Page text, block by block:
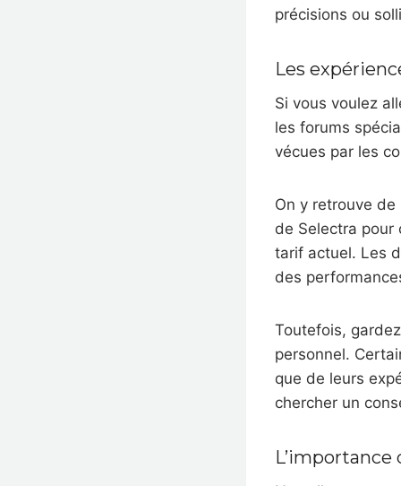
précisions ou
Les
Si vous voulez
les forums
vécues par les
On y retrouve
de Selectra pour
tarif actuel. Les
des
Toutefois,
personnel.
que de leurs
chercher un
L’importance